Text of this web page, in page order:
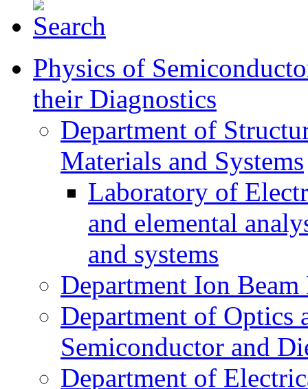
Physics of
their Diagnostics
Department of
Materials and Systems
Laboratory of
and elemental
and systems
Department Ion
Department of Optics
Semiconductor and
Department of